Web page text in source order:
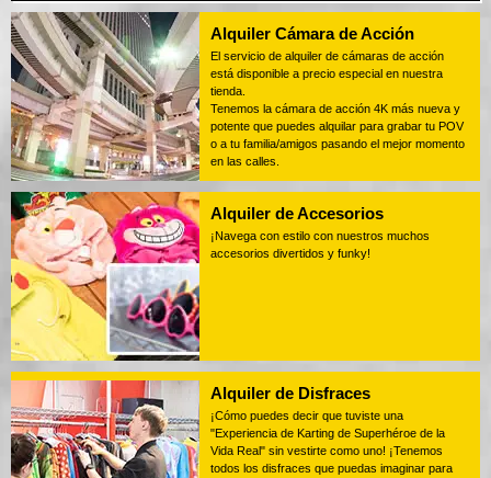
Alquiler Cámara de Acción
El servicio de alquiler de cámaras de acción
está disponible a precio especial en nuestra
tienda.
Tenemos la cámara de acción 4K más nueva y
potente que puedes alquilar para grabar tu POV
o a tu familia/amigos pasando el mejor momento
en las calles.
Alquiler de Accesorios
¡Navega con estilo con nuestros muchos
accesorios divertidos y funky!
Alquiler de Disfraces
¡Cómo puedes decir que tuviste una
"Experiencia de Karting de Superhéroe de la
Vida Real" sin vestirte como uno! ¡Tenemos
todos los disfraces que puedas imaginar para